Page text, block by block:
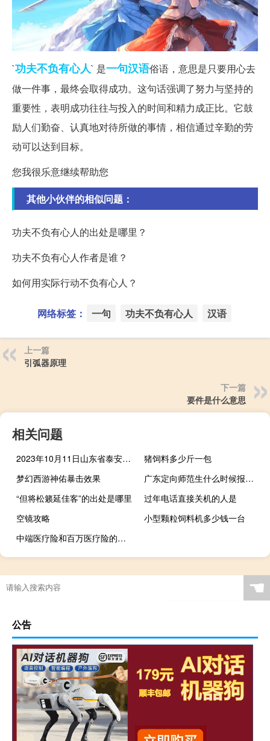
`功夫不负有心人` 是一句汉语俗语，意思是只要用心去
做一件事，最终会取得成功。这句话强调了努力与坚持的
重要性，表明成功往往与投入的时间和精力成正比。它鼓
励人们勤奋、认真地对待所做的事情，相信通过辛勤的劳
动可以达到目标。
您我很乐意继续帮助您
其他小伙伴的相似问题：
功夫不负有心人的出处是哪里？
功夫不负有心人作者是谁？
如何用实际行动不负有心人？
网络标签： 一句 功夫不负有心人 汉语
上一篇
引弧器原理
下一篇
要件是什么意思
相关问题
2023年10月11日山东省泰安市疫情大数据-今日/今天疫情全网搜索最新实时消息动态情况通知播报
猪饲料多少斤一包
梦幻西游神佑暴击效果
广东定向师范生什么时候报志愿
“但将松籁延佳客”的出处是哪里
过年电话直接关机的人是
空镜攻略
小型颗粒饲料机多少钱一台
中端医疗险和百万医疗险的区别
☚
公告